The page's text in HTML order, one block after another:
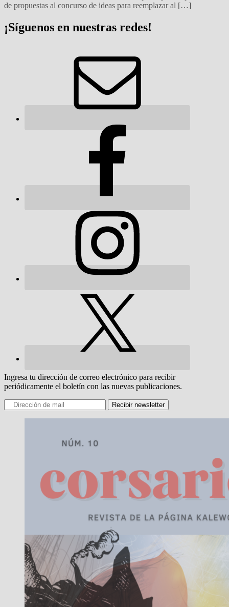
de propuestas al concurso de ideas para reemplazar al […]
¡Síguenos en nuestras redes!
Ingresa tu dirección de correo electrónico para recibir
periódicamente el boletín con las nuevas publicaciones.
Recibir newsletter